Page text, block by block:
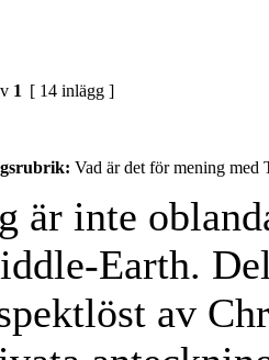
1 [ 14 inlägg ]
Vad är det för mening
är inte
Earth.
av